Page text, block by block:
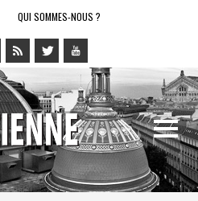
QUI SOMMES-NOUS ?